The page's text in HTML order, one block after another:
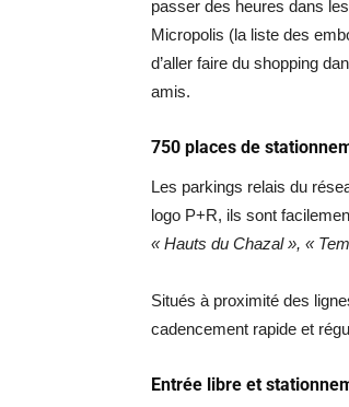
passer des heures dans
Micropolis (la liste des
d’aller faire du shopping
amis.
750 places de
Les parkings relais du
logo P+R, ils sont
« Hauts du Chazal », «
Situés à proximité des
cadencement rapide et
Entrée libre et